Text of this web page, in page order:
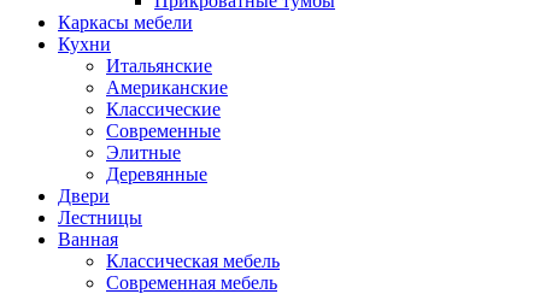
Каркасы мебели
Кухни
Итальянские
Американские
Классические
Современные
Элитные
Деревянные
Двери
Лестницы
Ванная
Классическая мебель
Современная мебель